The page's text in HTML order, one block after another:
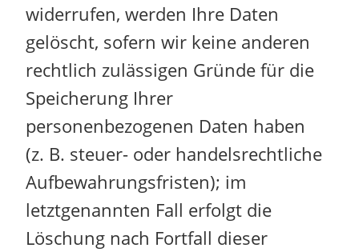
widerrufen, werden Ihre Daten
gelöscht, sofern wir keine anderen
rechtlich zulässigen Gründe für die
Speicherung Ihrer
personenbezogenen Daten haben
(z. B. steuer- oder handelsrechtliche
Aufbewahrungsfristen); im
letztgenannten Fall erfolgt die
Löschung nach Fortfall dieser